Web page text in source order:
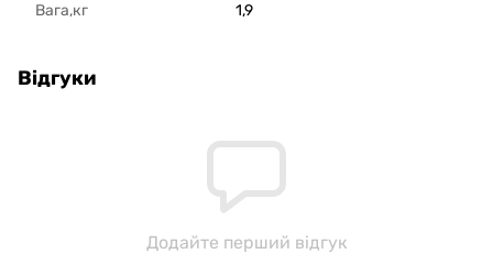
Вага,кг 1,9
Відгуки
Додайте перший відгук